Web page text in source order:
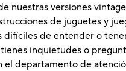
nuestras versiones
de juguetes y
difíciles de entender o
inquietudes o
el departamento de